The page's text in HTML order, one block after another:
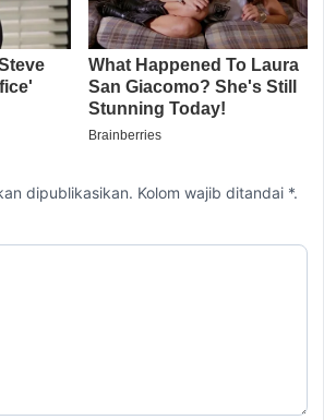
dipublikasikan. Kolom wajib ditandai *.